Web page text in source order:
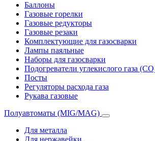
Баллоны
Газовые горелки
Газовые редукторы
Газовые резаки
Комплектующие для газосварки
Лампы паяльные
Наборы для газосварки
Подогреватели углекислого газа
Посты
Регуляторы расхода газа
Рукава газовые
Полуавтоматы (MIG/MAG)
Для металла
Для нержавейки